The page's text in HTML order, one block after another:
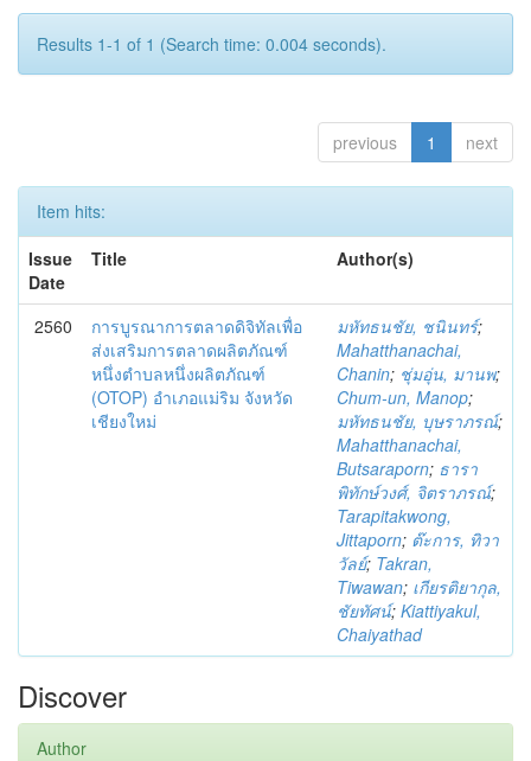
Results 1-1 of 1 (Search time: 0.004 seconds).
previous 1 next
Item hits:
Issue
Date
Title Author(s)
2560
การบูรณาการตลาดดิจิทัลเพื่อ
ส่งเสริมการตลาดผลิตภัณฑ์
หนึ่งตำบลหนึ่งผลิตภัณฑ์
(OTOP) อำเภอแม่ริม จังหวัด
เชียงใหม่
มหัทธนชัย, ชนินทร์;
Mahatthanachai,
Chanin; ชุ่มอุ่น, มานพ;
Chum-un, Manop;
มหัทธนชัย, บุษราภรณ์;
Mahatthanachai,
Butsaraporn; ธารา
พิทักษ์วงศ์, จิตราภรณ์;
Tarapitakwong,
Jittaporn; ต๊ะการ, ทิวา
วัลย์; Takran,
Tiwawan; เกียรติยากุล,
ชัยทัศน์; Kiattiyakul,
Chaiyathad
Discover
Author